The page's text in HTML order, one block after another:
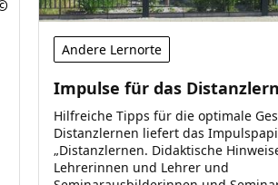
Andere Lernorte
Impulse für das
Hilfreiche Tipps für die optimale
Distanzlernen liefert das
„Distanzlernen. Didaktische
Lehrerinnen und Lehrer und